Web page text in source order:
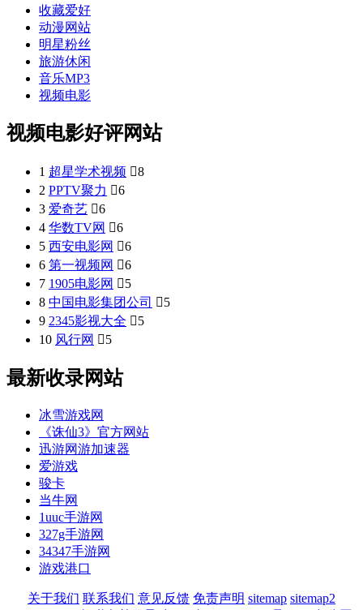
收藏爱好
动漫网站
明星粉丝
旅游休闲
音乐MP3
视频电影
视频电影好评网站
1 超星学术视频 8
2 PPTV聚力 6
3 爱奇艺 6
4 华数TV网 6
5 西安电影网 6
6 第一视频网 6
7 1905电影网 5
8 中国电影集团公司 5
9 2345影视大全 5
10 风行网 5
最新收录网站
冰雪游戏网
《诛仙3》官方网站
迅游网游加速器
爱游戏
骏卡
当牛网
1uuc手游网
327g手游网
34347手游网
游戏港口
关于我们 联系我们 意见反馈 免责声明 sitemap sitemap2